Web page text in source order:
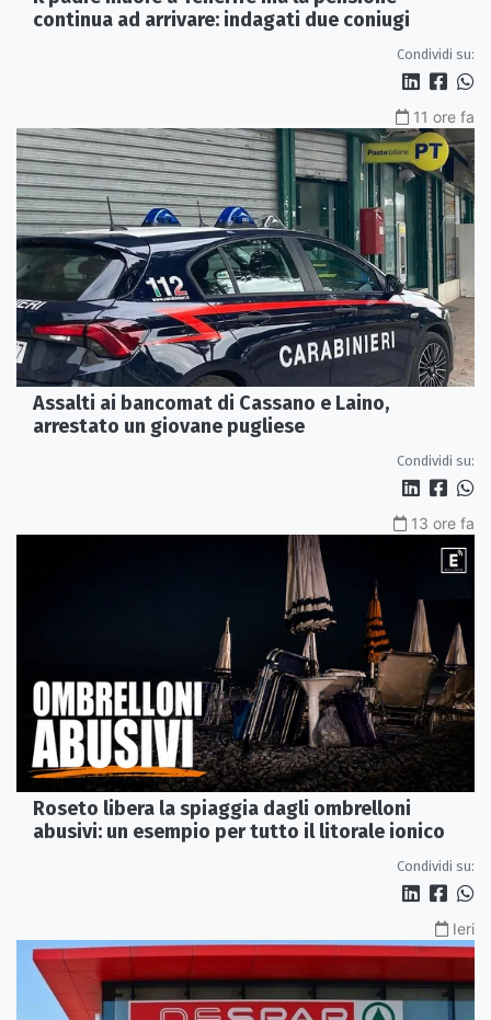
continua ad arrivare: indagati due coniugi
Condividi su:
11 ore fa
Assalti ai bancomat di Cassano e Laino,
arrestato un giovane pugliese
Condividi su:
13 ore fa
Roseto libera la spiaggia dagli ombrelloni
abusivi: un esempio per tutto il litorale ionico
Condividi su:
Ieri